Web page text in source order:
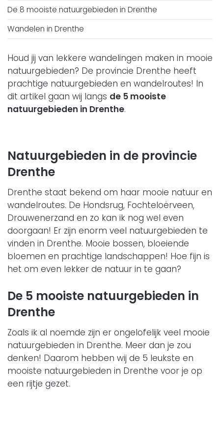
De 8 mooiste natuurgebieden in Drenthe
Wandelen in Drenthe
Houd jij van lekkere wandelingen maken in mooie
natuurgebieden? De provincie Drenthe heeft
prachtige natuurgebieden en wandelroutes! In
dit artikel gaan wij langs de 5 mooiste
natuurgebieden in Drenthe.
Natuurgebieden in de provincie
Drenthe
Drenthe staat bekend om haar mooie natuur en
wandelroutes. De Hondsrug, Fochteloërveen,
Drouwenerzand en zo kan ik nog wel even
doorgaan! Er zijn enorm veel natuurgebieden te
vinden in Drenthe. Mooie bossen, bloeiende
bloemen en prachtige landschappen! Hoe fijn is
het om even lekker de natuur in te gaan?
De 5 mooiste natuurgebieden in
Drenthe
Zoals ik al noemde zijn er ongelofelijk veel mooie
natuurgebieden in Drenthe. Meer dan je zou
denken! Daarom hebben wij de 5 leukste en
mooiste natuurgebieden in Drenthe voor je op
een rijtje gezet.